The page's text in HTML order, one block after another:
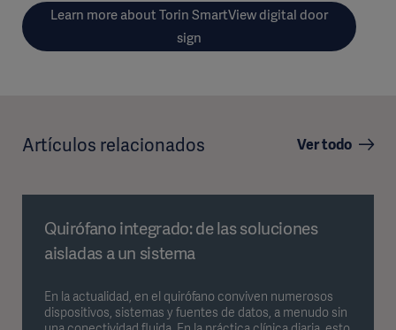
Learn more about Torin SmartView digital door
sign
Artículos relacionados Ver todo
Quirófano integrado: de las soluciones
aisladas a un sistema
En la actualidad, en el quirófano conviven numerosos
dispositivos, sistemas y fuentes de datos, a menudo sin